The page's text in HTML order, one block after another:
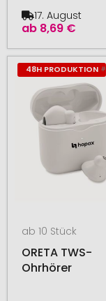
ab 8,69 €
17. August
48H PRODUKTION
ab 10 Stück
ORETA TWS-
Ohrhörer